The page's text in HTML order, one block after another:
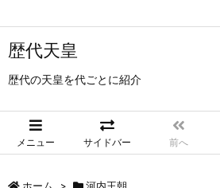
歴代天皇
歴代の天皇を代ごとに紹介
メニュー サイドバー 前へ